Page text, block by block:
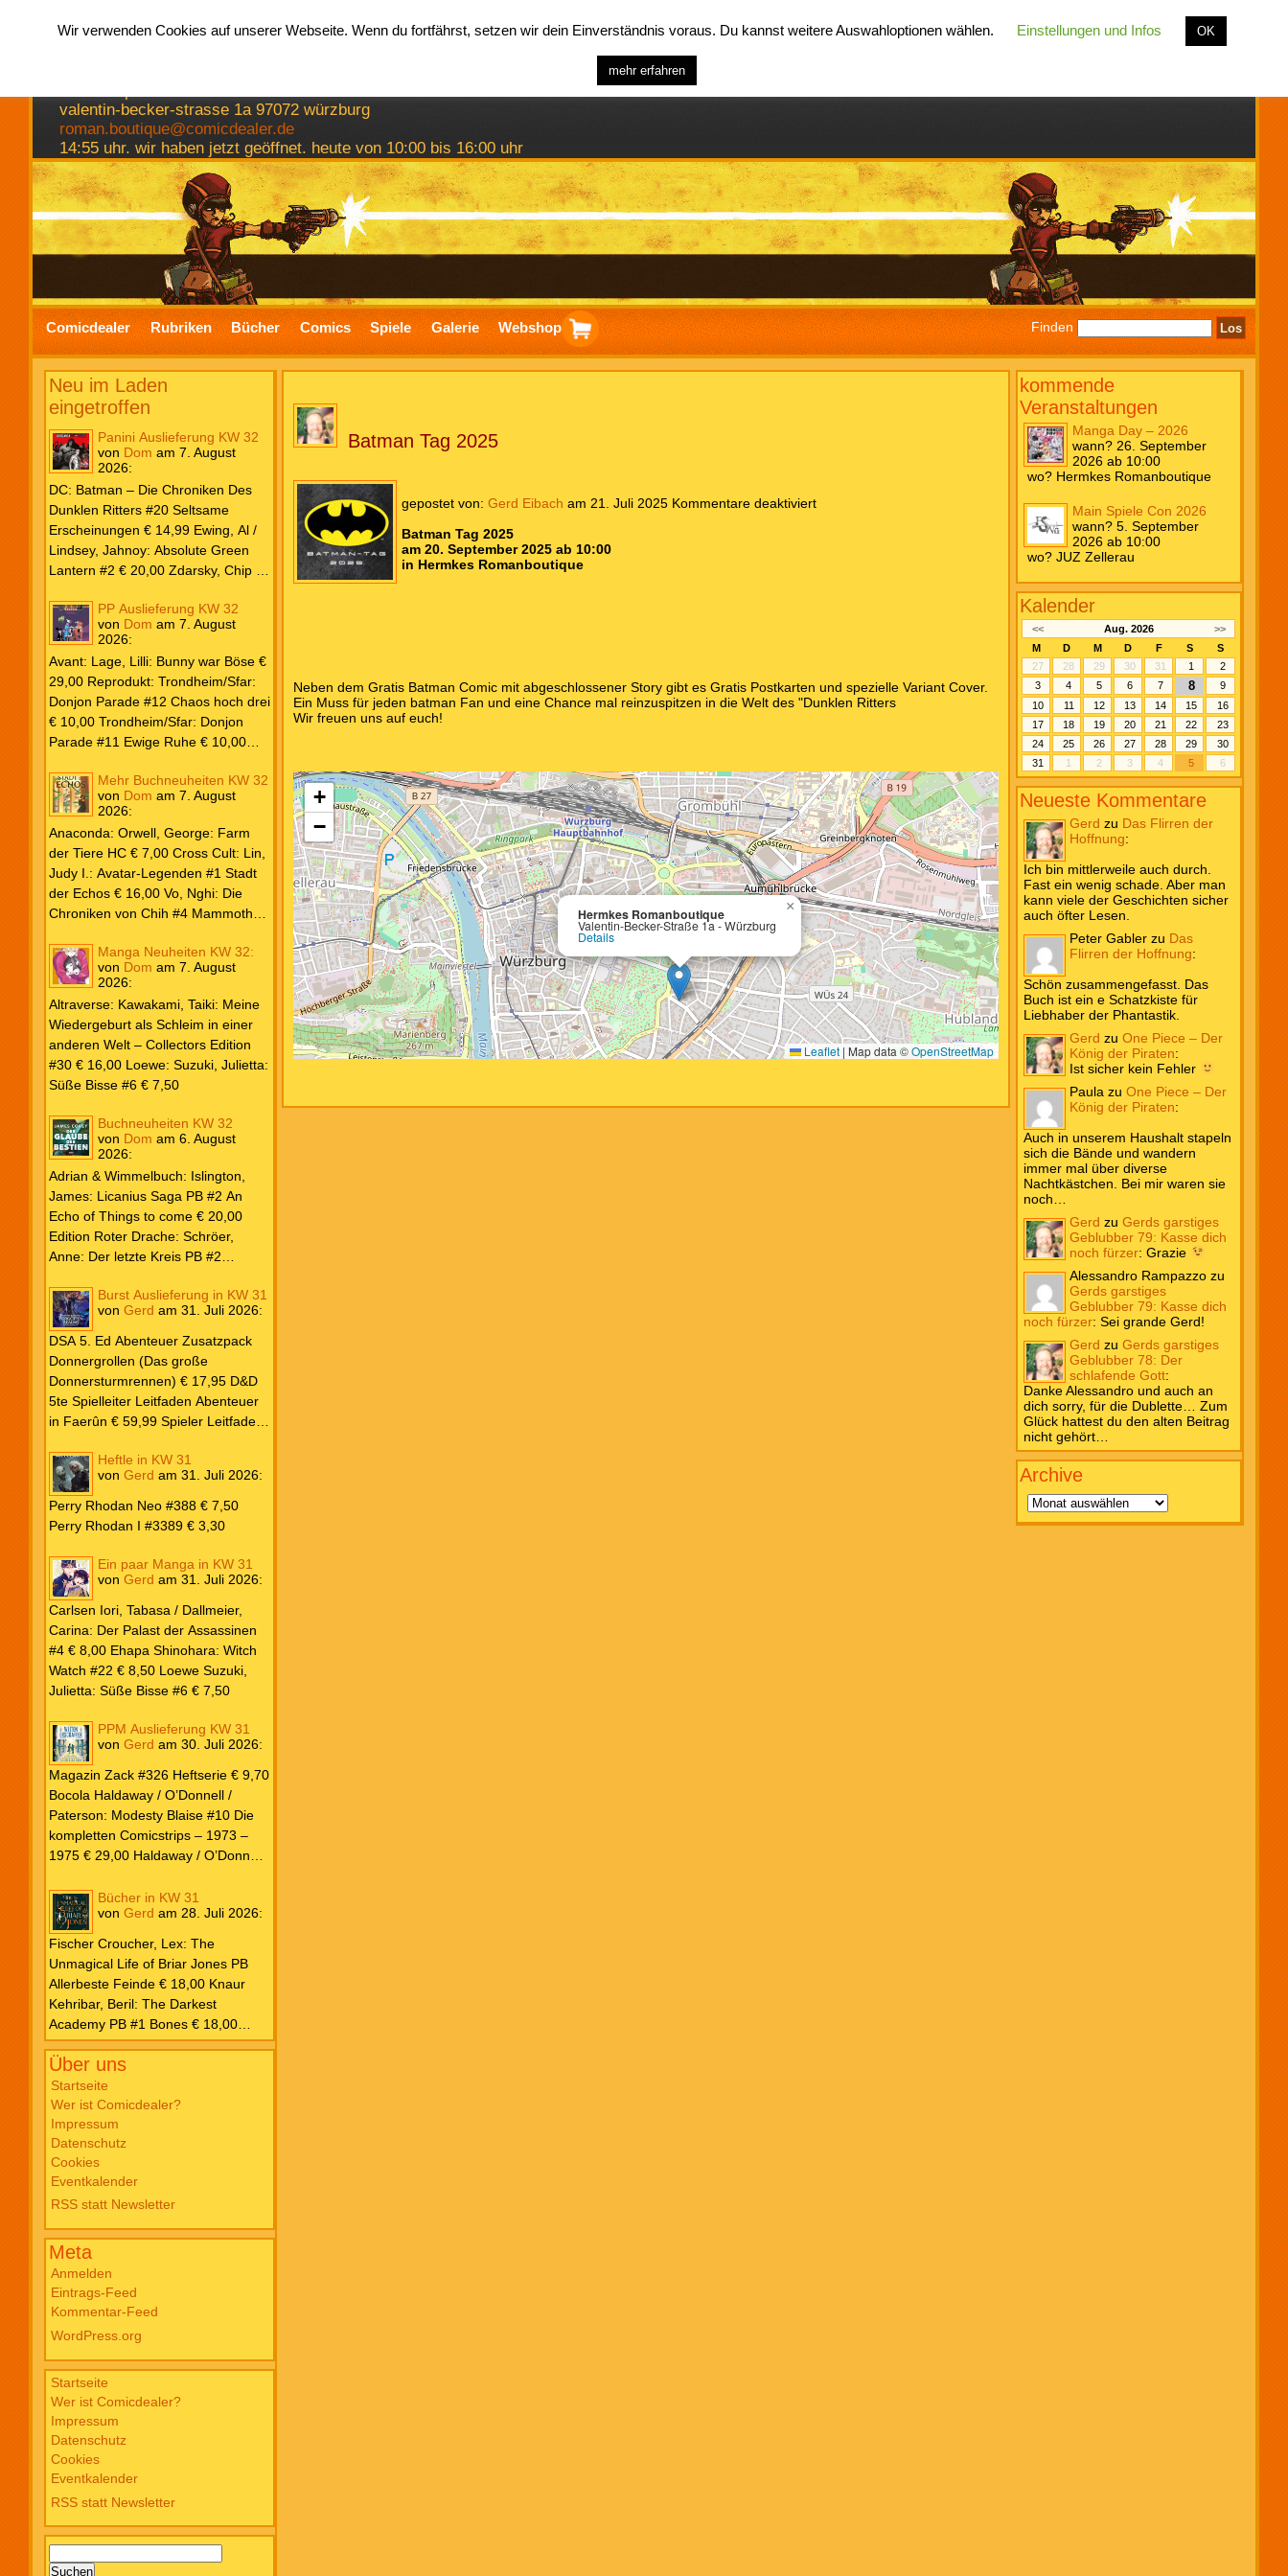
valentin-becker-strasse 1a 97072 würzburg
roman.boutique@comicdealer.de
14:55 uhr. wir haben jetzt geöffnet. heute von 10:00 bis 16:00 uhr
Comicdealer Rubriken Bücher Comics Spiele Galerie Webshop Finden
Neu im Laden
eingetroffen
Panini Auslieferung KW 32
von Dom am 7. August
2026:
DC: Batman – Die Chroniken Des
Dunklen Ritters #20 Seltsame
Erscheinungen € 14,99 Ewing, Al /
Lindsey, Jahnoy: Absolute Green
Lantern #2 € 20,00 Zdarsky, Chip /
Paperback #4 € 35,00 Watters, Dan;
Soy, Dexter: Nightwing 2024 #7 €
Rafa: Absolute Superman #5 € 9,99
Marvel: Marvel Origins Collection
HC #74 Daredevil 7 € 14,99 Ewing,
Al / Gomez, Carlos: Venom (2025)
#3 € 20,00 Andrews, Kaare /
Guggenheim, Marc: Spider-Man &
Wolverine #3 € 9,99 North, Ryan /
Carratu, Vincenzo: Hulk macht alles
kaputt! € 16,00 Ewing, Al / Walker,
Kevin / Various: Marvel – Schwarz
Weiß & Blut #8 … und Gedärme €
26,00 Buscema, Sal / Dematteis, J.
M.: Spektakuläre Spider-Man – Die
#31 € 5,99 Spider-Man 2025 #9
Angriff der Aliens € 7,99
PP Auslieferung KW 32
von Dom am 7. August
2026:
Avant: Lage, Lilli: Bunny war Böse €
29,00 Reprodukt: Trondheim/Sfar:
Donjon Parade #12 Chaos hoch drei
€ 10,00 Trondheim/Sfar: Donjon
Parade #11 Ewige Ruhe € 10,00
Neuedition € 35,00 Zauberstern
Comics: Ben’s Bande #4 Aug 2026
Mehr Buchneuheiten KW 32
von Dom am 7. August
2026:
Anaconda: Orwell, George: Farm
der Tiere HC € 7,00 Cross Cult: Lin,
Judy I.: Avatar-Legenden #1 Stadt
der Echos € 16,00 Vo, Nghi: Die
Chroniken von Chih #4 Mammoths
Drache: Schröer, Anne: Der letzte
Kreis PB #2 Erwachen € 18,00
Dragonblood Academy HC #2 …to
kill a Monster € 25,00 Heyne: Bähr,
Emily: Tainted Vows – Gods of New
Olympia PB € 17,00 Kim, Sophie:
Fate’s Thread-Reihe PB #2 Der Gott
und der Geist € 17,00 Vonnegut,
Kurt: Katzenwiege PB € 17,00
Corey, James: The Captive’s War
HC #2 Der Glaube der Bestien €
24,00 Piper: Yang, Neon: Die letzte
Tochter der Drachen PB € 18,00
Manga Neuheiten KW 32:
von Dom am 7. August
2026:
Altraverse: Kawakami, Taiki: Meine
Wiedergeburt als Schleim in einer
anderen Welt – Collectors Edition
#30 € 16,00 Loewe: Suzuki, Julietta:
Süße Bisse #6 € 7,50
Buchneuheiten KW 32
von Dom am 6. August
2026:
Adrian & Wimmelbuch: Islington,
James: Licanius Saga PB #2 An
Echo of Things to come € 20,00
Edition Roter Drache: Schröer,
Anne: Der letzte Kreis PB #2
Frank: Der Pandora-Zyklus PB #1
Die Reise nach Pandora € 16,00
Corey, James: The Captive’s War
HC #2 Der Glaube der Bestien €
24,00 Loewe: Suzuki, Julietta: Süße
Bisse #6 € 7,50
Burst Auslieferung in KW 31
von Gerd am 31. Juli 2026:
DSA 5. Ed Abenteuer Zusatzpack
Donnergrollen (Das große
Donnersturmrennen) € 17,95 D&D
5te Spielleiter Leitfaden Abenteuer
in Faerûn € 59,99 Spieler Leitfaden
Heftle in KW 31
von Gerd am 31. Juli 2026:
Perry Rhodan Neo #388 € 7,50
Perry Rhodan I #3389 € 3,30
Ein paar Manga in KW 31
von Gerd am 31. Juli 2026:
Carlsen Iori, Tabasa / Dallmeier,
Carina: Der Palast der Assassinen
#4 € 8,00 Ehapa Shinohara: Witch
Watch #22 € 8,50 Loewe Suzuki,
Julietta: Süße Bisse #6 € 7,50
PPM Auslieferung KW 31
von Gerd am 30. Juli 2026:
Magazin Zack #326 Heftserie € 9,70
Bocola Haldaway / O’Donnell /
Paterson: Modesty Blaise #10 Die
kompletten Comicstrips – 1973 –
1975 € 29,00 Haldaway / O’Donnell
kompletten Comicstrips – 1972 –
1973 € 29,00 Knesebeck Hendrix,
John: Die Weltenerschaffer Die
fantastische Freundschaft von C.S.
Lewis & J.R.R. Tolkien € 30,00
Weissblech Luba Wolfsschwanz #22
€ 4,90 Horror Schocker #81 € 4,90
Bücher in KW 31
von Gerd am 28. Juli 2026:
Fischer Croucher, Lex: The
Unmagical Life of Briar Jones PB
Allerbeste Feinde € 18,00 Knaur
Kehribar, Beril: The Darkest
Academy PB #1 Bones € 18,00
Lübbe Odette, Tessonja: Fair Isle
Trilogie PB #3 To Spark a Fae War €
18,00 Bramble Hardcover Priest: Lie
Huo Jiao Chou HC #1 Drowning
Sorrows in Raging Fire € 25,00
Carlsen Davon, Isla: Blackened
Blade PB #3 Of Blackened Blood €
18,00
Über uns
Startseite
Wer ist Comicdealer?
Impressum
Datenschutz
Cookies
Eventkalender
RSS statt Newsletter
Meta
Anmelden
Eintrags-Feed
Kommentar-Feed
WordPress.org
Startseite
Wer ist Comicdealer?
Impressum
Datenschutz
Cookies
Eventkalender
RSS statt Newsletter
nach:
Batman Tag 2025
gepostet von:Gerd Eibach am 21. Juli 2025 Kommentare deaktiviert
Batman Tag 2025
am 20. September 2025 ab 10:00
in Hermkes Romanboutique
Neben dem Gratis Batman Comic mit abgeschlossener Story gibt es Gratis Postkarten und spezielle Variant Cover.
Ein Muss für jeden batman Fan und eine Chance mal reinzuspitzen in die Welt des "Dunklen Ritters
Wir freuen uns auf euch!
Hermkes Romanboutique
Valentin-Becker-Straße 1a - Würzburg
Details
×
+
−
Leaflet | Map data ©OpenStreetMap
kommende
Veranstaltungen
Manga Day – 2026
wann? 26. September
2026 ab 10:00
wo? Hermkes Romanboutique
Main Spiele Con 2026
wann? 5. September
2026 ab 10:00
wo? JUZ Zellerau
Kalender
<< Aug. 2026
>>
M
D M D F S
S
27
28 29 30 31 1
2
3
4 5 6 7 8
9
10
11 12 13 14 15
16
17
18 19 20 21 22
23
24
25 26 27 28 29
30
31
1 2 3 4 5 6
Neueste Kommentare
Gerd zu Das Flirren der
Hoffnung:
Ich bin mittlerweile auch durch.
Fast ein wenig schade. Aber man
kann viele der Geschichten sicher
auch öfter Lesen.
Peter Gabler zu Das
Flirren der Hoffnung:
Schön zusammengefasst. Das
Buch ist ein e Schatzkiste für
Liebhaber der Phantastik.
Gerd zuOne Piece – Der
König der Piraten:
Ist sicher kein Fehler
Paula zuOne Piece – Der
König der Piraten:
Auch in unserem Haushalt stapeln
sich die Bände und wandern
immer mal über diverse
Nachtkästchen. Bei mir waren sie
noch…
Gerd zuGerds garstiges
Geblubber 79: Kasse dich
noch fürzer:Grazie
Alessandro Rampazzo zu
Gerds garstiges
Geblubber 79: Kasse dich
noch fürzer:Sei grande Gerd!
Gerd zuGerds garstiges
Geblubber 78: Der
schlafende Gott:
Danke Alessandro und auch an
dich sorry, für die Dublette… Zum
Glück hattest du den alten Beitrag
nicht gehört…
Archive
Wir verwenden Cookies auf unserer Webseite. Wenn du fortfährst, setzen wir dein Einverständnis voraus. Du kannst weitere Auswahloptionen wählen. Einstellungen und Infos OK
mehr erfahren